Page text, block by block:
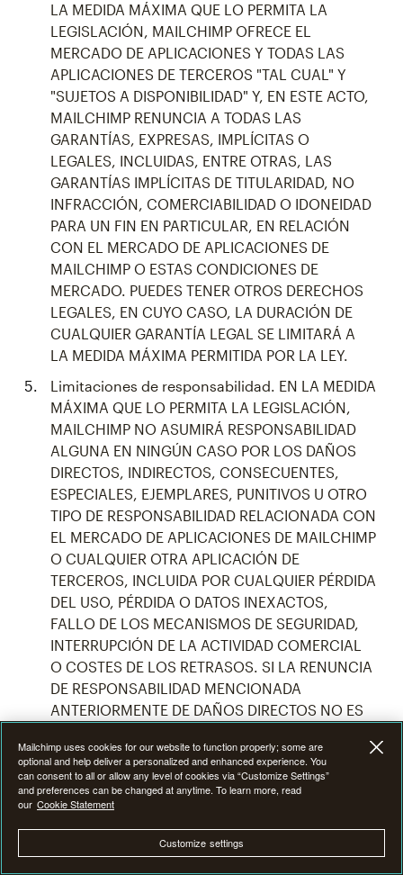
LA MEDIDA MÁXIMA QUE LO PERMITA LA
LEGISLACIÓN, MAILCHIMP OFRECE EL
MERCADO DE APLICACIONES Y TODAS LAS
APLICACIONES DE TERCEROS "TAL CUAL" Y
"SUJETOS A DISPONIBILIDAD" Y, EN ESTE ACTO,
MAILCHIMP RENUNCIA A TODAS LAS
GARANTÍAS, EXPRESAS, IMPLÍCITAS O
LEGALES, INCLUIDAS, ENTRE OTRAS, LAS
GARANTÍAS IMPLÍCITAS DE TITULARIDAD, NO
INFRACCIÓN, COMERCIABILIDAD O IDONEIDAD
PARA UN FIN EN PARTICULAR, EN RELACIÓN
CON EL MERCADO DE APLICACIONES DE
MAILCHIMP O ESTAS CONDICIONES DE
MERCADO. PUEDES TENER OTROS DERECHOS
LEGALES, EN CUYO CASO, LA DURACIÓN DE
CUALQUIER GARANTÍA LEGAL SE LIMITARÁ A
LA MEDIDA MÁXIMA PERMITIDA POR LA LEY.
Limitaciones de responsabilidad. EN LA MEDIDA
MÁXIMA QUE LO PERMITA LA LEGISLACIÓN,
MAILCHIMP NO ASUMIRÁ RESPONSABILIDAD
ALGUNA EN NINGÚN CASO POR LOS DAÑOS
DIRECTOS, INDIRECTOS, CONSECUENTES,
ESPECIALES, EJEMPLARES, PUNITIVOS U OTRO
TIPO DE RESPONSABILIDAD RELACIONADA CON
EL MERCADO DE APLICACIONES DE MAILCHIMP
O CUALQUIER OTRA APLICACIÓN DE
TERCEROS, INCLUIDA POR CUALQUIER PÉRDIDA
DEL USO, PÉRDIDA O DATOS INEXACTOS,
FALLO DE LOS MECANISMOS DE SEGURIDAD,
INTERRUPCIÓN DE LA ACTIVIDAD COMERCIAL
O COSTES DE LOS RETRASOS. SI LA RENUNCIA
DE RESPONSABILIDAD MENCIONADA
ANTERIORMENTE DE DAÑOS DIRECTOS NO ES
EN NINGÚN CASO LA RESPONSABILIDAD TOTAL
DE MAILCHIMP ANTE TI EN VIRTUD DE ESTAS
CONDICIONES DE MERCADO EXCEDERÁ UN
PAGASTE A MAILCHIMP POR LA APLICACIÓN DE
TERCEROS RELACIONADA CON TU
Mailchimp uses cookies for our website to function properly; some are
optional and help deliver a personalized and enhanced experience. You
can consent to all or allow any level of cookies via “Customize Settings”
and preferences can be changed at anytime. To learn more, read
our Cookie Statement
Customize settings